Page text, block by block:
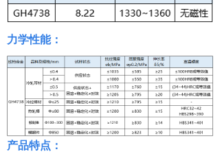
力学性能：
产品特点：